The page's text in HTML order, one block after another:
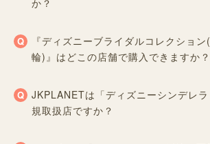
『ディズニーブライダルコレクショ
輪)』はどこの店舗で購入できますか？
JKPLANETは「ディズニーシンデレ
規取扱店ですか？